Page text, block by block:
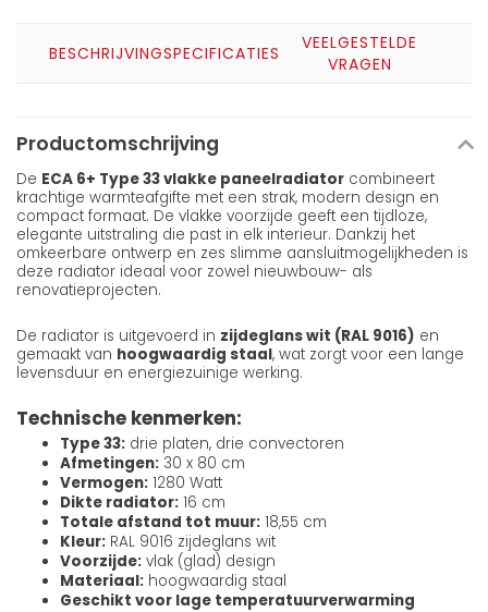
BESCHRIJVINGSPECIFICATIES
VEELGESTELDE
VRAGEN
Productomschrijving
De ECA 6+ Type 33 vlakke paneelradiator combineert
krachtige warmteafgifte met een strak, modern design en
compact formaat. De vlakke voorzijde geeft een tijdloze,
elegante uitstraling die past in elk interieur. Dankzij het
omkeerbare ontwerp en zes slimme aansluitmogelijkheden is
deze radiator ideaal voor zowel nieuwbouw- als
renovatieprojecten.
De radiator is uitgevoerd in zijdeglans wit (RAL 9016) en
gemaakt van hoogwaardig staal, wat zorgt voor een lange
levensduur en energiezuinige werking.
Technische kenmerken:
Type 33: drie platen, drie convectoren
Afmetingen: 30 x 80 cm
Vermogen: 1280 Watt
Dikte radiator: 16 cm
Totale afstand tot muur: 18,55 cm
Kleur: RAL 9016 zijdeglans wit
Voorzijde: vlak (glad) design
Materiaal: hoogwaardig staal
Geschikt voor lage temperatuurverwarming